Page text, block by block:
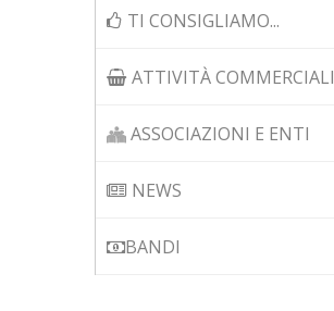
TI CONSIGLIAMO...
ATTIVITÀ COMMERCIALI
ASSOCIAZIONI E ENTI
NEWS
BANDI